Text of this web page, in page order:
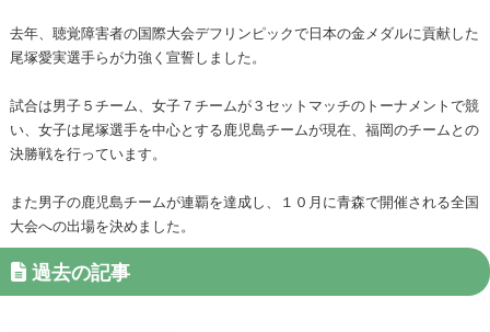
去年、聴覚障害者の国際大会デフリンピックで日本の金メダルに貢献した
尾塚愛実選手らが力強く宣誓しました。
試合は男子５チーム、女子７チームが３セットマッチのトーナメントで競
い、女子は尾塚選手を中心とする鹿児島チームが現在、福岡のチームとの
決勝戦を行っています。
また男子の鹿児島チームが連覇を達成し、１０月に青森で開催される全国
大会への出場を決めました。
過去の記事